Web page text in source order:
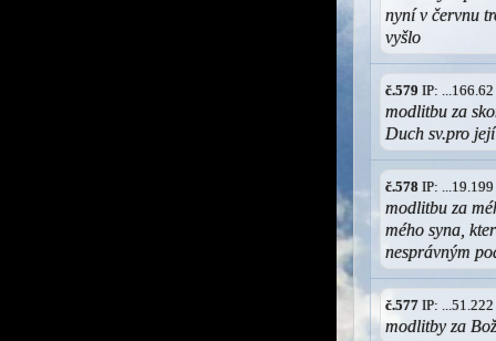
nyní v červnu
vyšlo
č.579 IP:
modlitbu za
Duch sv.pro
č.578 IP:
modlitbu za
mého syna,
nesprávným
č.577 IP:
modlitby za